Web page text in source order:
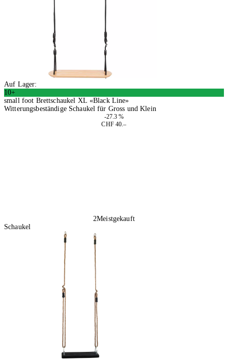
Auf Lager:
10+
small foot Brettschaukel XL «Black Line»
Witterungsbeständige Schaukel für Gross und Klein
-27.3 %
CHF 40.–
2Meistgekauft
Schaukel